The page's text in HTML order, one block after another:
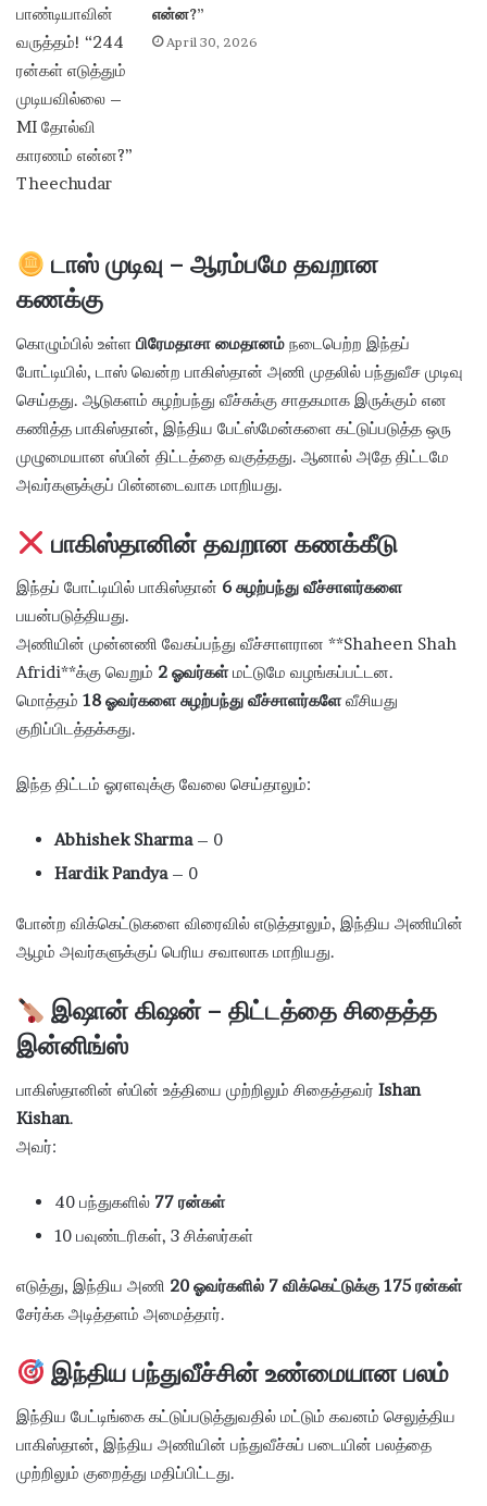
என்ன?”
April 30, 2026
டாஸ் முடிவு – ஆரம்பமே தவறான
கணக்கு
கொழும்பில் உள்ள பிரேமதாசா மைதானம் நடைபெற்ற இந்தப்
போட்டியில், டாஸ் வென்ற பாகிஸ்தான் அணி முதலில் பந்துவீச முடிவு
செய்தது. ஆடுகளம் சுழற்பந்து வீச்சுக்கு சாதகமாக இருக்கும் என
கணித்த பாகிஸ்தான், இந்திய பேட்ஸ்மேன்களை கட்டுப்படுத்த ஒரு
முழுமையான ஸ்பின் திட்டத்தை வகுத்தது. ஆனால் அதே திட்டமே
அவர்களுக்குப் பின்னடைவாக மாறியது.
பாகிஸ்தானின் தவறான கணக்கீடு
இந்தப் போட்டியில் பாகிஸ்தான் 6 சுழற்பந்து வீச்சாளர்களை
பயன்படுத்தியது.
அணியின் முன்னணி வேகப்பந்து வீச்சாளரான **Shaheen Shah
Afridi**க்கு வெறும் 2 ஓவர்கள்மட்டுமே வழங்கப்பட்டன.
மொத்தம் 18 ஓவர்களை சுழற்பந்து வீச்சாளர்களேவீசியது
குறிப்பிடத்தக்கது.
இந்த திட்டம் ஓரளவுக்கு வேலை செய்தாலும்:
Abhishek Sharma– 0
Hardik Pandya– 0
போன்ற விக்கெட்டுகளை விரைவில் எடுத்தாலும், இந்திய அணியின்
ஆழம் அவர்களுக்குப் பெரிய சவாலாக மாறியது.
இஷான் கிஷன் – திட்டத்தை சிதைத்த
இன்னிங்ஸ்
பாகிஸ்தானின் ஸ்பின் உத்தியை முற்றிலும் சிதைத்தவர் Ishan
Kishan.
அவர்:
40 பந்துகளில் 77 ரன்கள்
10 பவுண்டரிகள், 3 சிக்ஸர்கள்
எடுத்து, இந்திய அணி 20 ஓவர்களில் 7 விக்கெட்டுக்கு 175 ரன்கள்
சேர்க்க அடித்தளம் அமைத்தார்.
இந்திய பந்துவீச்சின் உண்மையான பலம்
இந்திய பேட்டிங்கை கட்டுப்படுத்துவதில் மட்டும் கவனம் செலுத்திய
பாகிஸ்தான், இந்திய அணியின் பந்துவீச்சுப் படையின் பலத்தை
முற்றிலும் குறைத்து மதிப்பிட்டது.